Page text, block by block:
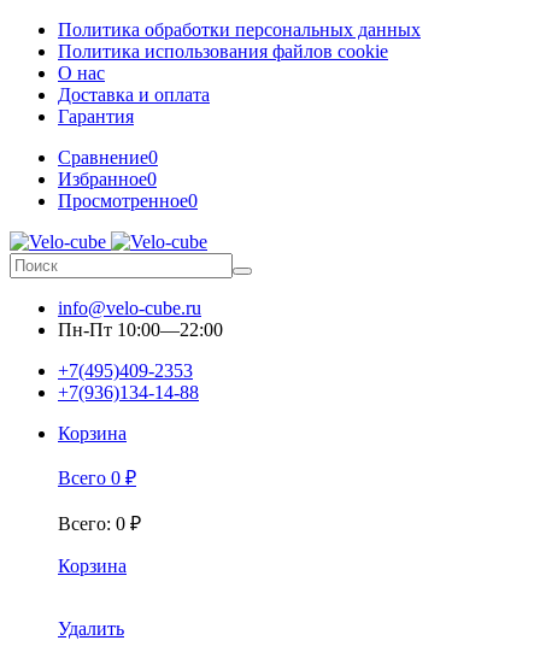
Политика обработки персональных данных
Политика использования файлов cookie
О нас
Доставка и оплата
Гарантия
Сравнение0
Избранное0
Просмотренное0
info@velo-cube.ru
Пн-Пт 10:00—22:00
+7(495)409-2353
+7(936)134-14-88
Корзина
Всего 0 ₽
Всего: 0 ₽
Корзина
Удалить